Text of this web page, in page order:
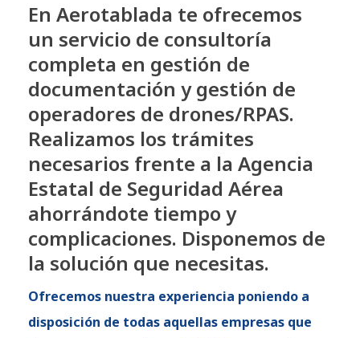
En Aerotablada te ofrecemos
un servicio de consultoría
completa en gestión de
documentación y gestión de
operadores de drones/RPAS.
Realizamos los trámites
necesarios frente a la Agencia
Estatal de Seguridad Aérea
ahorrándote tiempo y
complicaciones. Disponemos de
la solución que necesitas.
Ofrecemos nuestra experiencia poniendo a
disposición de todas aquellas empresas que